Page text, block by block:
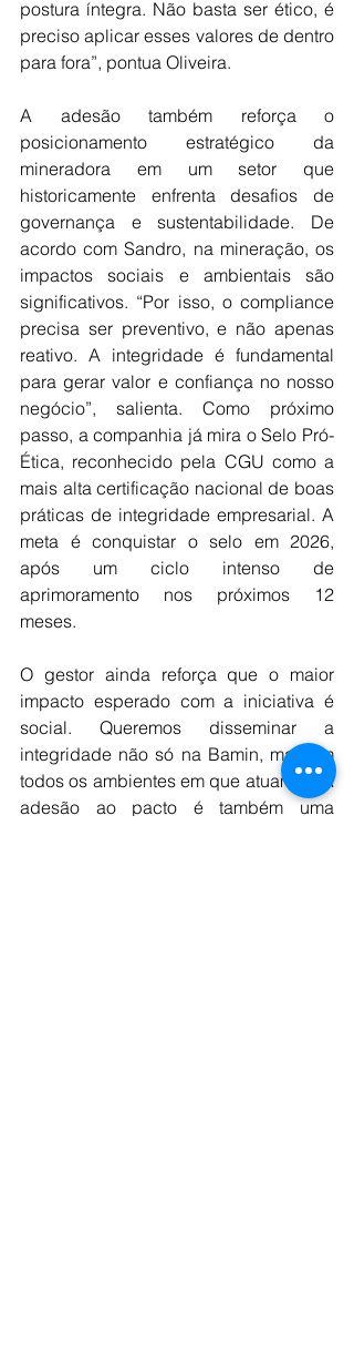
postura íntegra. Não basta ser ético, é
preciso aplicar esses valores de dentro
para fora”, pontua Oliveira.
A adesão também reforça o
posicionamento estratégico da
mineradora em um setor que
historicamente enfrenta desafios de
governança e sustentabilidade. De
acordo com Sandro, na mineração, os
impactos sociais e ambientais são
significativos. “Por isso, o compliance
precisa ser preventivo, e não apenas
reativo. A integridade é fundamental
para gerar valor e confiança no nosso
negócio”, salienta. Como próximo
passo, a companhia já mira o Selo Pró-
Ética, reconhecido pela CGU como a
mais alta certificação nacional de boas
práticas de integridade empresarial. A
meta é conquistar o selo em 2026,
após um ciclo intenso de
aprimoramento nos próximos 12
meses.
O gestor ainda reforça que o maior
impacto esperado com a iniciativa é
social. Queremos disseminar a
integridade não só na Bamin, mas em
todos os ambientes em que atuamos. A
adesão ao pacto é também uma